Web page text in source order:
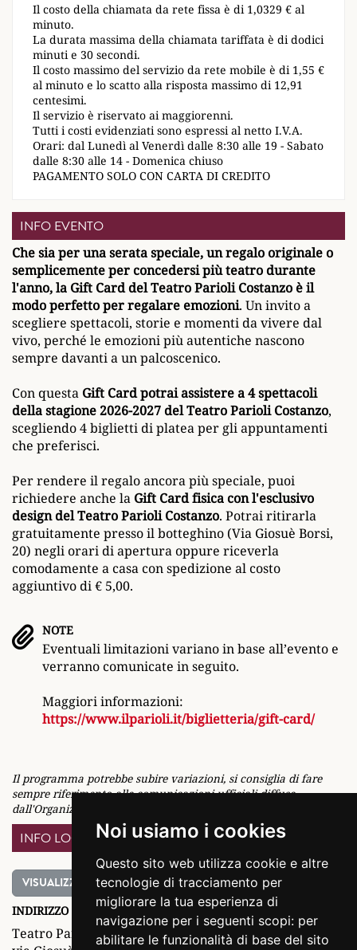
Noi usiamo i cookies
Questo sito web utilizza cookie e altre
tecnologie di tracciamento per
migliorare la tua esperienza di
navigazione per i seguenti scopi: per
abilitare le funzionalità di base del sito
Il costo della chiamata da rete fissa è di 1,0329 € al
minuto.
La durata massima della chiamata tariffata è di dodici
minuti e 30 secondi.
Il costo massimo del servizio da rete mobile è di 1,55 €
al minuto e lo scatto alla risposta massimo di 12,91
centesimi.
Il servizio è riservato ai maggiorenni.
Tutti i costi evidenziati sono espressi al netto I.V.A.
Orari: dal Lunedì al Venerdì dalle 8:30 alle 19 - Sabato
dalle 8:30 alle 14 - Domenica chiuso
PAGAMENTO SOLO CON CARTA DI CREDITO
INFO EVENTO
Che sia per una serata speciale, un regalo originale o
semplicemente per concedersi più teatro durante
l'anno, la Gift Card del Teatro Parioli Costanzo è il
modo perfetto per regalare emozioni. Un invito a
scegliere spettacoli, storie e momenti da vivere dal
vivo, perché le emozioni più autentiche nascono
sempre davanti a un palcoscenico.
Con questa Gift Card potrai assistere a 4 spettacoli
della stagione 2026-2027 del Teatro Parioli Costanzo,
scegliendo 4 biglietti di platea per gli appuntamenti
che preferisci.
Per rendere il regalo ancora più speciale, puoi
richiedere anche la Gift Card fisica con l'esclusivo
design del Teatro Parioli Costanzo. Potrai ritirarla
gratuitamente presso il botteghino (Via Giosuè Borsi,
20) negli orari di apertura oppure riceverla
comodamente a casa con spedizione al costo
aggiuntivo di € 5,00.
NOTE
Eventuali limitazioni variano in base all’evento e
verranno comunicate in seguito.
Maggiori informazioni:
https://www.ilparioli.it/biglietteria/gift-card/
Il programma potrebbe subire variazioni, si consiglia di fare
sempre riferimento alle comunicazioni ufficiali diffuse
dall'Organizzatore
INFO LOCATION
VISUALIZZA MAPPA
INDIRIZZO
Teatro Parioli Costanzo